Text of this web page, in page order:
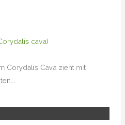
cava)
Corydalis Cava zieht mit